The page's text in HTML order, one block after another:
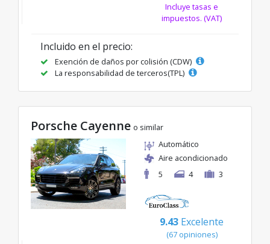
Incluye tasas e
impuestos. (VAT)
Incluido en el precio:
Exención de daños por colisión (CDW)
La responsabilidad de terceros(TPL)
Porsche Cayenne o similar
Automático
Aire acondicionado
5
4 3
9.43 Excelente
(67 opiniones)